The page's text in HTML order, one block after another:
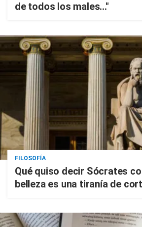
de todos los males..."
FILOSOFÍA
Qué quiso decir Sócrates
belleza es una tiranía de